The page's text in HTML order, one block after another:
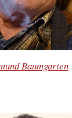
Baumgarten